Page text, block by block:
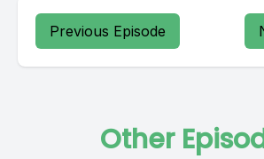
Previous Episode
Other